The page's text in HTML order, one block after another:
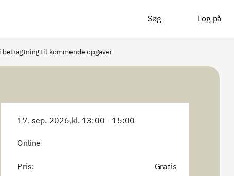
Søg Log på
til kommende opgaver
17. sep. 2026,kl. 13:00 - 15:00
Online
Pris: Gratis